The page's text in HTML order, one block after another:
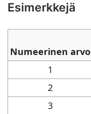
Esimerkkejä
Numeerinen arvo
1
2
3